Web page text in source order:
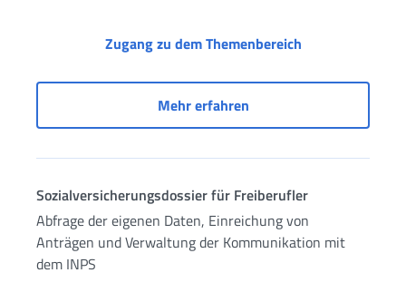
Zugang zu dem Themenbereich
Mehr erfahren
Sozialversicherungsdossier für Freiberufler
Abfrage der eigenen Daten, Einreichung von
Anträgen und Verwaltung der Kommunikation mit
dem INPS